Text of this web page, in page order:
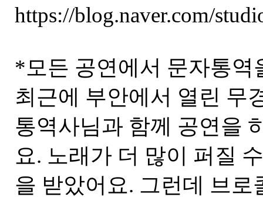
https://blog.naver.com/
*모든 공연에서 문자통역
최근에 부안에서 열린 무
통역사님과 함께 공연을
요. 노래가 더 많이 퍼질
을 받았어요. 그런데 브